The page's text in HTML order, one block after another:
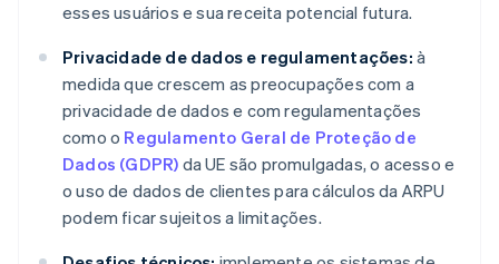
esses usuários e sua receita potencial futura.
Privacidade de dados e regulamentações: à
medida que crescem as preocupações com a
privacidade de dados e com regulamentações
como o Regulamento Geral de Proteção de
Dados (GDPR) da UE são promulgadas, o acesso e
o uso de dados de clientes para cálculos da ARPU
podem ficar sujeitos a limitações.